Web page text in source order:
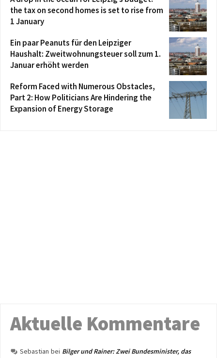
the tax on second homes is set to rise from
1 January
Ein paar Peanuts für den Leipziger
Haushalt: Zweitwohnungsteuer soll zum 1.
Januar erhöht werden
Reform Faced with Numerous Obstacles,
Part 2: How Politicians Are Hindering the
Expansion of Energy Storage
Aktuelle Kommentare
Sebastian bei Bilger und Rainer: Zwei Bundesminister, das